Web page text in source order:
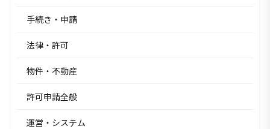
手続き・申請
法律・許可
物件・不動産
許可申請全般
運営・システム